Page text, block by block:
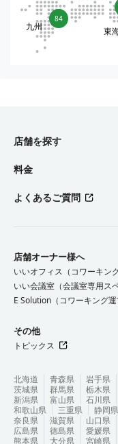
東
84
九州
店舗を探す
料金
よくあるご質問
店舗オーナー様へ
いいオフィス（コワーキン
いい会議室（会議室専用ス
E Solution（コワーキング運
その他
トピックス
北海道 青森県 岩手県
茨城県
群馬県 栃木県
新潟県
富山県 石川県
和歌山県
三重県 静岡県
奈良県
滋賀県 山口県
広島県
徳島県 愛媛県
熊本県
大分県 宮崎県